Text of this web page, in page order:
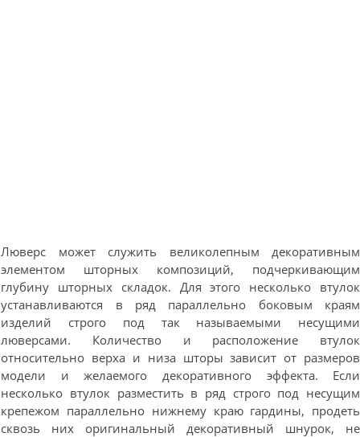
Люверс может служить великолепным декоративным
элементом шторных композиций, подчеркивающим
глубину шторных складок. Для этого несколько втулок
устанавливаются в ряд параллельно боковым краям
изделий строго под так называемыми несущими
люверсами. Количество и расположение втулок
относительно верха и низа шторы зависит от размеров
модели и желаемого декоративного эффекта. Если
несколько втулок разместить в ряд строго под несущим
крепежом параллельно нижнему краю гардины, продеть
сквозь них оригинальный декоративный шнурок, не